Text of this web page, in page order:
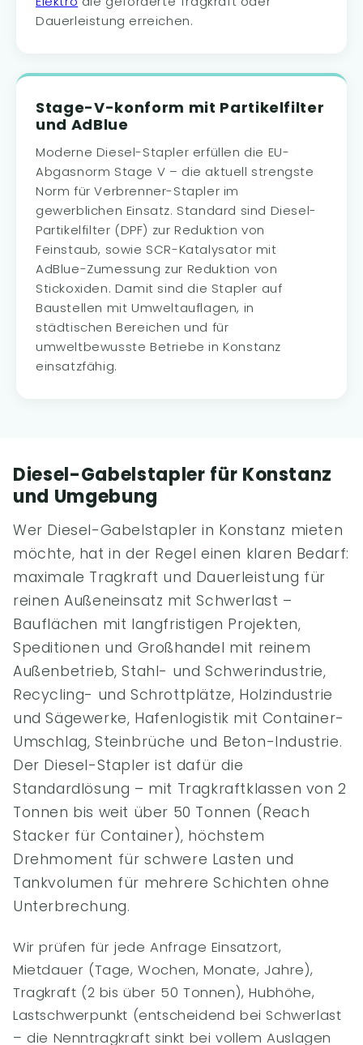
Dauerleistung erreichen.
Stage-V-konform mit Partikelfilter
und AdBlue
Moderne Diesel-Stapler erfüllen die EU-
Abgasnorm Stage V – die aktuell strengste
Norm für Verbrenner-Stapler im
gewerblichen Einsatz. Standard sind Diesel-
Partikelfilter (DPF) zur Reduktion von
Feinstaub, sowie SCR-Katalysator mit
AdBlue-Zumessung zur Reduktion von
Stickoxiden. Damit sind die Stapler auf
Baustellen mit Umweltauflagen, in
städtischen Bereichen und für
umweltbewusste Betriebe in Konstanz
einsatzfähig.
Diesel-Gabelstapler für Konstanz
und Umgebung
Wer Diesel-Gabelstapler in Konstanz mieten
möchte, hat in der Regel einen klaren Bedarf:
maximale Tragkraft und Dauerleistung für
reinen Außeneinsatz mit Schwerlast –
Bauflächen mit langfristigen Projekten,
Speditionen und Großhandel mit reinem
Außenbetrieb, Stahl- und Schwerindustrie,
Recycling- und Schrottplätze, Holzindustrie
und Sägewerke, Hafenlogistik mit Container-
Umschlag, Steinbrüche und Beton-Industrie.
Der Diesel-Stapler ist dafür die
Standardlösung – mit Tragkraftklassen von 2
Tonnen bis weit über 50 Tonnen (Reach
Stacker für Container), höchstem
Drehmoment für schwere Lasten und
Tankvolumen für mehrere Schichten ohne
Unterbrechung.
Wir prüfen für jede Anfrage Einsatzort,
Mietdauer (Tage, Wochen, Monate, Jahre),
Tragkraft (2 bis über 50 Tonnen), Hubhöhe,
Lastschwerpunkt (entscheidend bei Schwerlast
– die Nenntragkraft sinkt bei vollem Auslagen